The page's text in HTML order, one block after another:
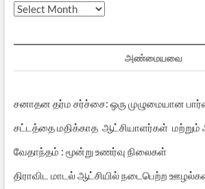
முந்தைய
அண்மையவை
சனாதன தர்ம சர்ச்சை: ஒரு முழுமையான
சட்டத்தை மதிக்காத ஆட்சியாளர்கள் மற்றும்
வேதாந்தம் : மூன்று உணர்வு நிலைகள்
திராவிட மாடல் ஆட்சியில் நடைபெற்ற